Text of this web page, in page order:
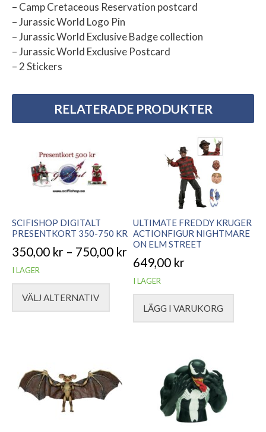
– Camp Cretaceous Reservation postcard
– Jurassic World Logo Pin
– Jurassic World Exclusive Badge collection
– Jurassic World Exclusive Postcard
– 2 Stickers
RELATERADE PRODUKTER
SCIFISHOP DIGITALT
PRESENTKORT 350-750 KR
350,00 kr – 750,00 kr
Prisintervall:
350,00 kr
till
I LAGER
VÄLJ ALTERNATIV
flera
varianter.
ULTIMATE FREDDY KRUGER
ACTIONFIGUR NIGHTMARE
ON ELM STREET
649,00 kr
I LAGER
LÄGG I VARUKORG